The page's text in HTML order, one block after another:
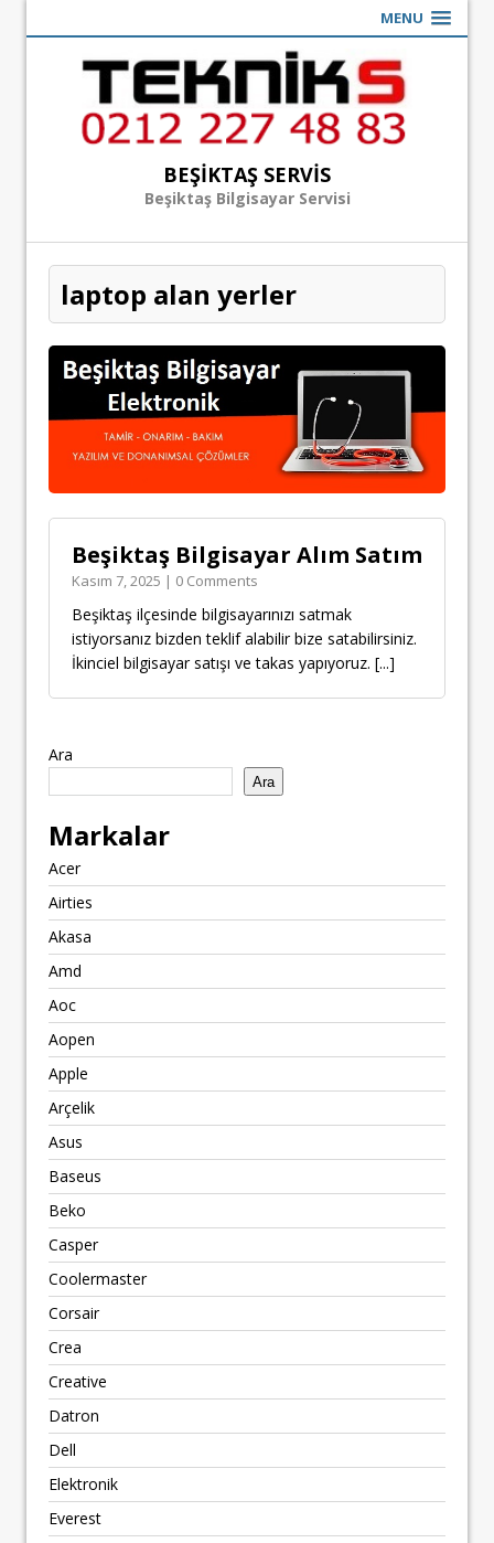
MENU
BEŞIKTAŞ SERVIS
Beşiktaş Bilgisayar Servisi
laptop alan yerler
Beşiktaş Bilgisayar Alım Satım
Kasım 7, 2025 | 0 Comments
Beşiktaş ilçesinde bilgisayarınızı satmak
istiyorsanız bizden teklif alabilir bize satabilirsiniz.
İkinciel bilgisayar satışı ve takas yapıyoruz. [...]
Ara
Ara
Markalar
Acer
Airties
Akasa
Amd
Aoc
Aopen
Apple
Arçelik
Asus
Baseus
Beko
Casper
Coolermaster
Corsair
Crea
Creative
Datron
Dell
Elektronik
Everest